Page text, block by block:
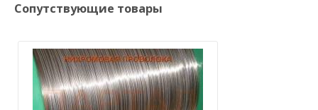
Сопутствующие товары